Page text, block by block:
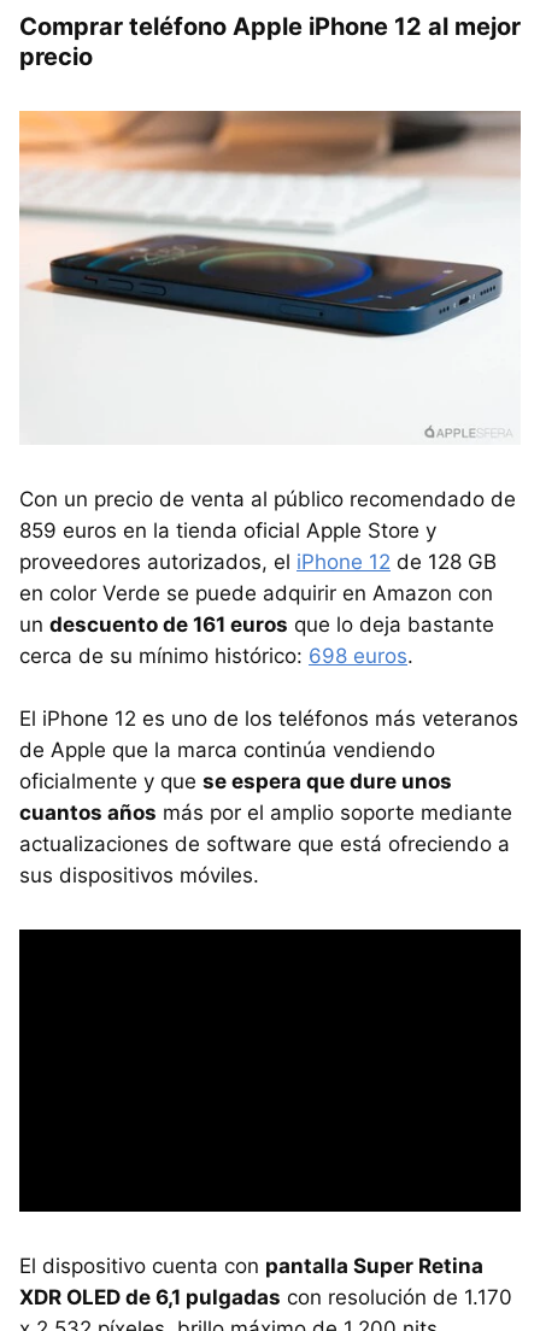
Comprar teléfono Apple iPhone 12 al mejor
precio
Con un precio de venta al público recomendado de
859 euros en la tienda oficial Apple Store y
proveedores autorizados, el iPhone 12 de 128 GB
en color Verde se puede adquirir en Amazon con
un descuento de 161 euros que lo deja bastante
cerca de su mínimo histórico: 698 euros.
El iPhone 12 es uno de los teléfonos más veteranos
de Apple que la marca continúa vendiendo
oficialmente y que se espera que dure unos
cuantos años más por el amplio soporte mediante
actualizaciones de software que está ofreciendo a
sus dispositivos móviles.
El dispositivo cuenta con pantalla Super Retina
XDR OLED de 6,1 pulgadas con resolución de 1.170